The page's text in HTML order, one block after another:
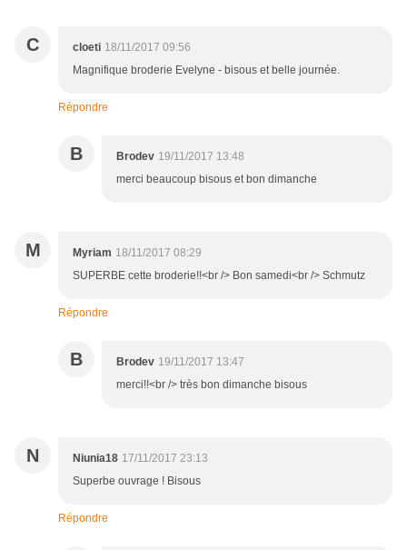
C cloeti 18/11/2017 09:56
Magnifique broderie Evelyne - bisous et belle journée.
Répondre
B Brodev 19/11/2017 13:48
merci beaucoup bisous et bon dimanche
M Myriam 18/11/2017 08:29
SUPERBE cette broderie!!<br /> Bon samedi<br /> Schmutz
Répondre
B Brodev 19/11/2017 13:47
merci!!<br /> très bon dimanche bisous
N Niunia18 17/11/2017 23:13
Superbe ouvrage ! Bisous
Répondre